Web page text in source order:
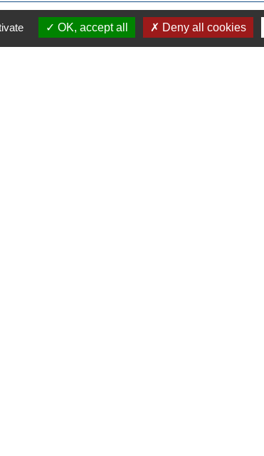
OK, accept all Deny all cookies